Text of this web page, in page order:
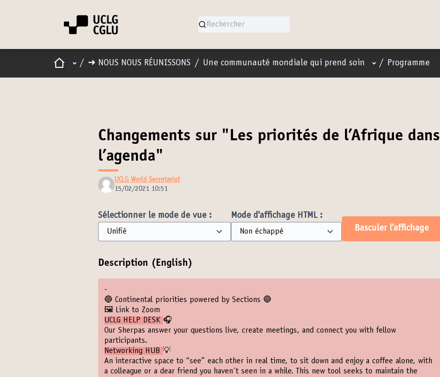
AccueilMenu principal
/ ➜ NOUS NOUS RÉUNISSONS / Une communauté mondiale qui prend soin Menu utilisateur
/ Programme
Changements sur "Les priorités de l’Afrique dans
l’agenda"
UCLG World Secretariat
15/02/2021 10:51
Sélectionner le mode de vue :
Mode d'affichage HTML :
Basculer l’affichage
Description (English)
-
🔵 Continental priorities powered by Sections 🔵
🖼️ Link to Zoom
UCLG HELP DESK 🎧
Our Sherpas answer your questions live, create meetings, and connect you with fellow
participants.
Networking HUB 💡
An interactive space to “see” each other in real time, to sit down and enjoy a coffee alone, with
a colleague or a dear friend you haven´t seen in a while. This new tool seeks to maintain the